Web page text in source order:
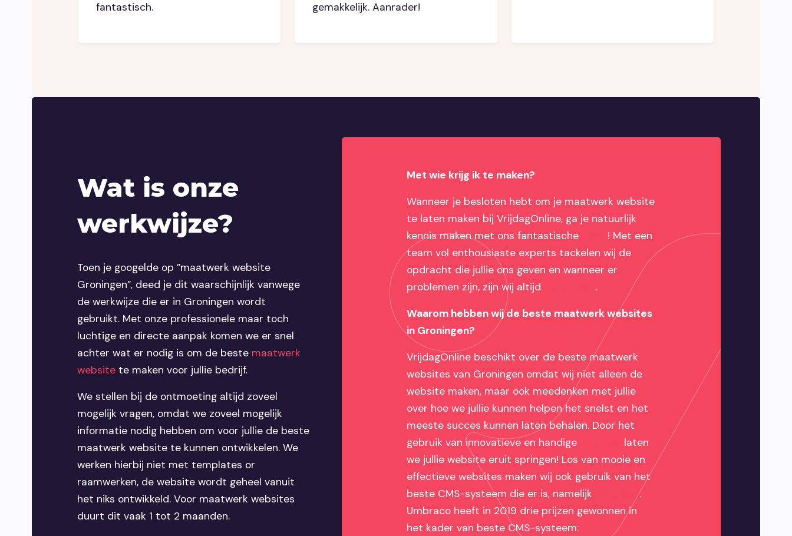
fantastisch.
gemakkelijk. Aanrader!
Wat is onze
werkwijze?
Toen je googelde op ”maatwerk website
Groningen”, deed je dit waarschijnlijk vanwege
de werkwijze die er in Groningen wordt
gebruikt. Met onze professionele maar toch
luchtige en directe aanpak komen we er snel
achter wat er nodig is om de beste maatwerk
websitete maken voor jullie bedrijf.
We stellen bij de ontmoeting altijd zoveel
mogelijk vragen, omdat we zoveel mogelijk
informatie nodig hebben om voor jullie de beste
maatwerk website te kunnen ontwikkelen. We
werken hierbij niet met templates or
raamwerken, de website wordt geheel vanuit
het niks ontwikkeld. Voor maatwerk websites
duurt dit vaak 1 tot 2 maanden.
Met wie krijg ik te maken?
Wanneer je besloten hebt om je maatwerk website
te laten maken bij VrijdagOnline, ga je natuurlijk
kennis maken met ons fantastische
! Met een
team vol enthousiaste experts tackelen wij de
opdracht die jullie ons geven en wanneer er
problemen zijn, zijn wij altijd
.
Waarom hebben wij de beste maatwerk websites
in Groningen?
VrijdagOnline beschikt over de beste maatwerk
websites van Groningen omdat wij niet alleen de
website maken, maar ook meedenken met jullie
over hoe we jullie kunnen helpen het snelst en het
meeste succes kunnen laten behalen. Door het
gebruik van innovatieve en handige
laten
we jullie website eruit springen! Los van mooie en
effectieve websites maken wij ook gebruik van het
beste CMS-systeem die er is, namelijk
Umbraco.
Umbraco heeft in 2019 drie prijzen gewonnen in
het kader van beste CMS-systeem: